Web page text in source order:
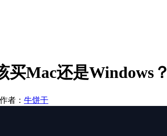
买Mac还是Windows？
作者： 牛饼干